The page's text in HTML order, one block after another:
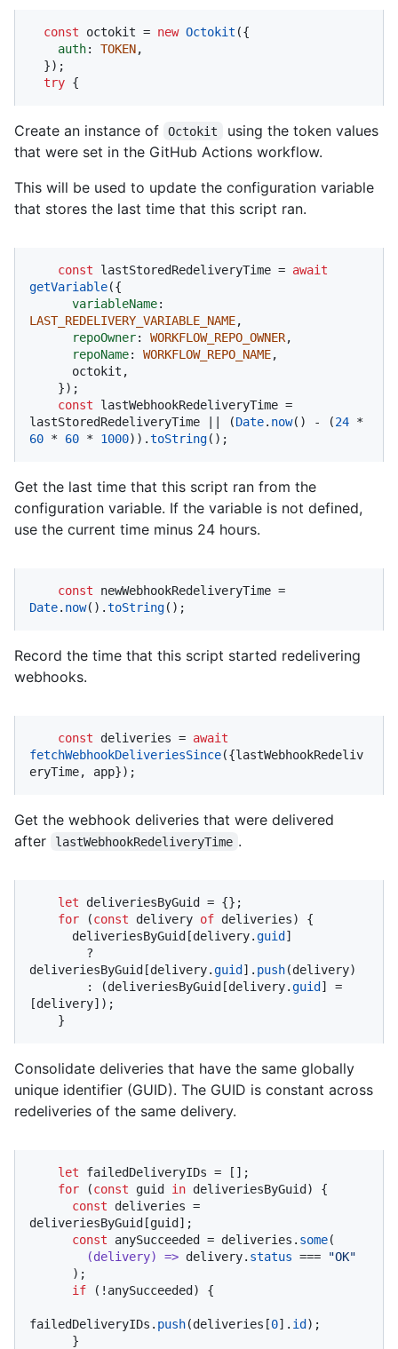
const octokit = new Octokit ({
auth: TOKEN,
try {
Create an instance of Octokit
using the token values
that were set in the GitHub Actions workflow.
This will be used to update the configuration variable
that stores the last time that this script ran.
const lastStoredRedeliveryTime = await
getVariable({
variableName
LAST_REDELIVERY_VARIABLE_NAME,
repoOwner: WORKFLOW_REPO_OWNER,
repoName: WORKFLOW_REPO_NAME,
const lastWebhookRedeliveryTime =
lastStoredRedeliveryTime || (Date. now() - (24
60 * 60 * 1000)).toString();
Get the last time that this script ran from the
configuration variable. If the variable is not defined,
use the current time minus 24 hours.
const
Date. now().toString();
Record the time that this script started redelivering
webhooks.
const deliveries = await
fetchWebhookDeliveriesSince({lastWebhookRedeliv
eryTime, app});
Get the webhook deliveries that were delivered
after
lastWebhookRedeliveryTime .
let deliveriesByGuid = {};
for (const delivery of deliveries) {
      deliveriesByGuid[delivery.
guid ]
deliveriesByGuid[delivery.guid ]. push(delivery)
        : (deliveriesByGuid[delivery.
guid ] =
[delivery]);
    }
Consolidate deliveries that have the same globally
unique identifier (GUID). The GUID is constant across
redeliveries of the same delivery.
let failedDeliveryIDs = [];
for (const guid in deliveriesByGuid) {
const deliveries =
deliveriesByGuid[guid];
const anySucceeded = deliveries. some(
(delivery) => delivery. status ===
"OK"
if (!anySucceeded) {
failedDeliveryIDs. push(deliveries[0]. id );